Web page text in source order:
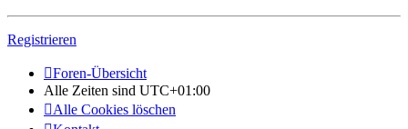
Registrieren
Foren-Übersicht
Alle Zeiten sind UTC+01:00
Alle Cookies löschen